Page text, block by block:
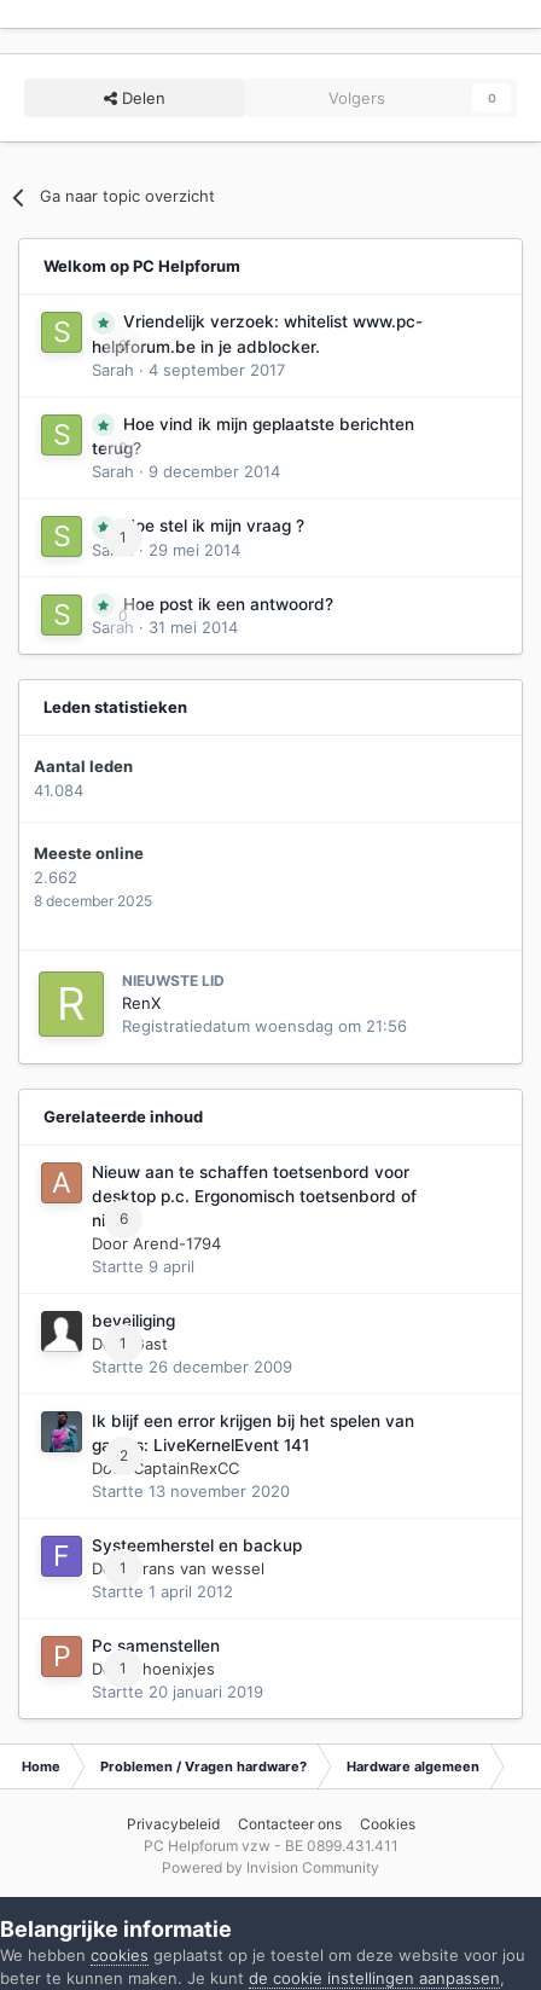
Delen Volgers 0
Ga naar topic overzicht
Welkom op PC Helpforum
0
Vriendelijk verzoek: whitelist www.pc-
helpforum.be in je adblocker.
Sarah · 4 september 2017
0
Hoe vind ik mijn geplaatste berichten
terug?
Sarah · 9 december 2014
1
Hoe stel ik mijn vraag ?
Sarah
· 29 mei 2014
0
Hoe post ik een antwoord?
Sarah · 31 mei 2014
Leden statistieken
Aantal leden
41.084
Meeste online
2.662
8 december 2025
NIEUWSTE LID
RenX
Registratiedatum woensdag om 21:56
Gerelateerde inhoud
6
Nieuw aan te schaffen toetsenbord voor
desktop p.c. Ergonomisch toetsenbord of
niet?
Door Arend-1794
Startte 9 april
1
beveiliging
Door Gast
Startte 26 december 2009
2
Ik blijf een error krijgen bij het spelen van
games: LiveKernelEvent 141
Door CaptainRexCC
Startte 13 november 2020
1
Systeemherstel en backup
Door
Frans van wessel
Startte 1 april 2012
1
Pc samenstellen
Door
Phoenixjes
Startte 20 januari 2019
Home Problemen / Vragen hardware? Hardware algemeen
Privacybeleid Contacteer ons
Cookies
PC Helpforum vzw - BE 0899.431.411
Powered by Invision Community
Belangrijke informatie
We hebben cookies geplaatst op je toestel om deze website voor jou
beter te kunnen maken. Je kunt de cookie instellingen aanpassen,